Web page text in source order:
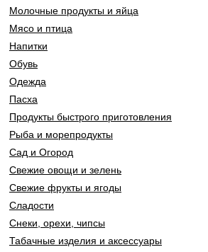
Молочные продукты и яйца
Мясо и птица
Напитки
Обувь
Одежда
Пасха
Продукты быстрого приготовления
Рыба и морепродукты
Сад и Огород
Свежие овощи и зелень
Свежие фрукты и ягоды
Сладости
Снеки, орехи, чипсы
Табачные изделия и аксессуары